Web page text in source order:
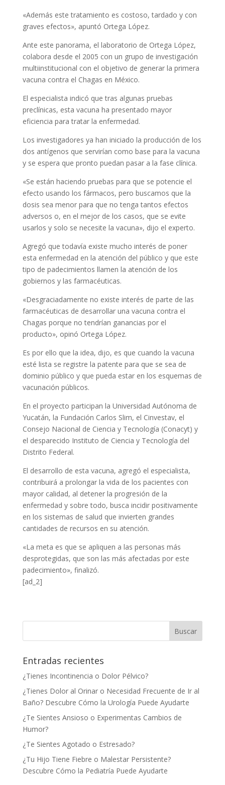
«Además este tratamiento es costoso, tardado y con
graves efectos», apuntó Ortega López.
Ante este panorama, el laboratorio de Ortega López,
colabora desde el 2005 con un grupo de investigación
multiinstitucional con el objetivo de generar la primera
vacuna contra el Chagas en México.
El especialista indicó que tras algunas pruebas
preclínicas, esta vacuna ha presentado mayor
eficiencia para tratar la enfermedad.
Los investigadores ya han iniciado la producción de los
dos antígenos que servirían como base para la vacuna
y se espera que pronto puedan pasar a la fase clínica.
«Se están haciendo pruebas para que se potencie el
efecto usando los fármacos, pero buscamos que la
dosis sea menor para que no tenga tantos efectos
adversos o, en el mejor de los casos, que se evite
usarlos y solo se necesite la vacuna», dijo el experto.
Agregó que todavía existe mucho interés de poner
esta enfermedad en la atención del público y que este
tipo de padecimientos llamen la atención de los
gobiernos y las farmacéuticas.
«Desgraciadamente no existe interés de parte de las
farmacéuticas de desarrollar una vacuna contra el
Chagas porque no tendrían ganancias por el
producto», opinó Ortega López.
Es por ello que la idea, dijo, es que cuando la vacuna
esté lista se registre la patente para que se sea de
dominio público y que pueda estar en los esquemas de
vacunación públicos.
En el proyecto participan la Universidad Autónoma de
Yucatán, la Fundación Carlos Slim, el Cinvestav, el
Consejo Nacional de Ciencia y Tecnología (Conacyt) y
el desparecido Instituto de Ciencia y Tecnología del
Distrito Federal.
El desarrollo de esta vacuna, agregó el especialista,
contribuirá a prolongar la vida de los pacientes con
mayor calidad, al detener la progresión de la
enfermedad y sobre todo, busca incidir positivamente
en los sistemas de salud que invierten grandes
cantidades de recursos en su atención.
«La meta es que se apliquen a las personas más
desprotegidas, que son las más afectadas por este
padecimiento», finalizó.
[ad_2]
Entradas recientes
¿Tienes Incontinencia o Dolor Pélvico?
¿Tienes Dolor al Orinar o Necesidad Frecuente de Ir al
Baño? Descubre Cómo la Urología Puede Ayudarte
¿Te Sientes Ansioso o Experimentas Cambios de
Humor?
¿Te Sientes Agotado o Estresado?
¿Tu Hijo Tiene Fiebre o Malestar Persistente?
Descubre Cómo la Pediatría Puede Ayudarte